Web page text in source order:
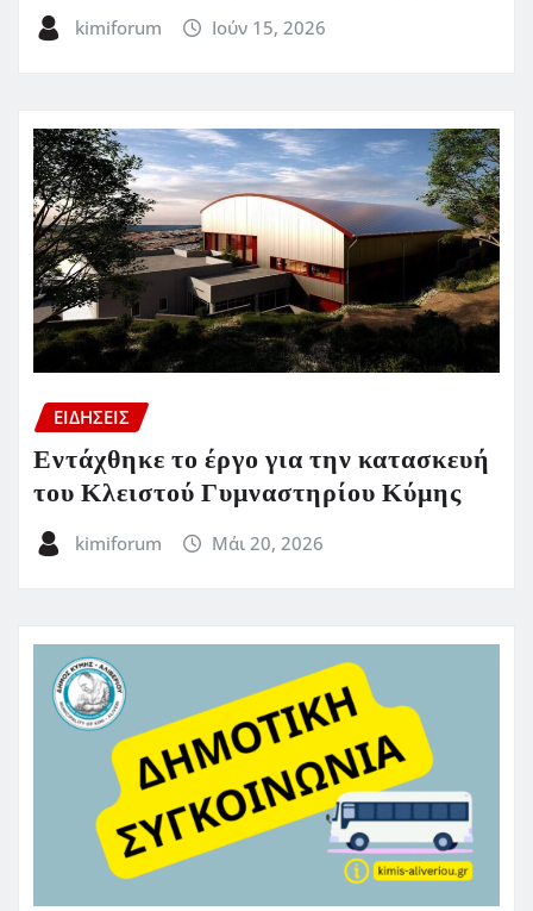
kimiforum Ιούν 15, 2026
ΕΙΔΗΣΕΙΣ
Εντάχθηκε το έργο για την κατασκευή
του Κλειστού Γυμναστηρίου Κύμης
kimiforum Μάι 20, 2026